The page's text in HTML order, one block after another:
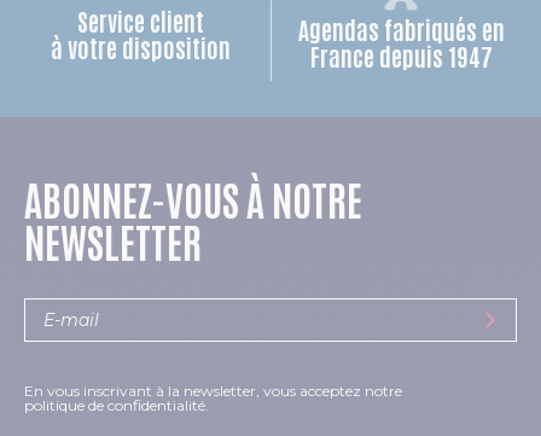
Service client
à votre disposition
Agendas fabriqués en
France depuis 1947
ABONNEZ-VOUS À NOTRE
NEWSLETTER
En vous inscrivant à la newsletter, vous acceptez notre
politique de confidentialité.